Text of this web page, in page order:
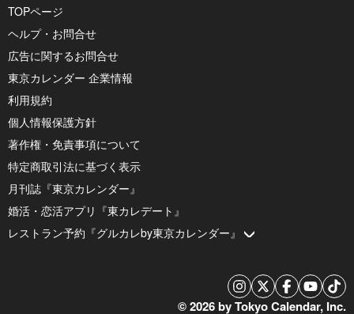
TOPページ
ヘルプ・お問合せ
広告に関するお問合せ
東京カレンダー 企業情報
利用規約
個人情報保護方針
著作権・免責事項について
特定商取引法に基づく表示
月刊誌『東京カレンダー』
婚活・恋活アプリ『東カレデート』
レストラン予約『グルカレby東京カレンダー』
© 2026 by Tokyo Calendar, Inc.